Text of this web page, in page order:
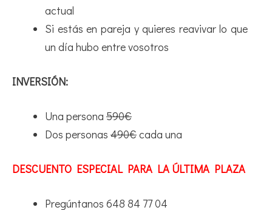
actual
Si estás en pareja y quieres reavivar lo que
un día hubo entre vosotros
INVERSIÓN:
Una persona 590€
Dos personas 490€cada una
DESCUENTO ESPECIAL PARA LA ÚLTIMA PLAZA
Pregúntanos 648 84 77 04